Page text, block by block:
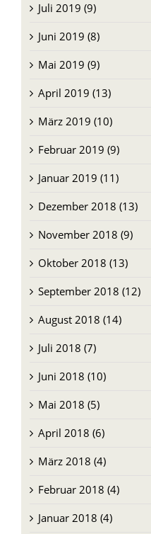
Juli 2019 (9)
Juni 2019 (8)
Mai 2019 (9)
April 2019 (13)
März 2019 (10)
Februar 2019 (9)
Januar 2019 (11)
Dezember 2018 (13)
November 2018 (9)
Oktober 2018 (13)
September 2018 (12)
August 2018 (14)
Juli 2018 (7)
Juni 2018 (10)
Mai 2018 (5)
April 2018 (6)
März 2018 (4)
Februar 2018 (4)
Januar 2018 (4)